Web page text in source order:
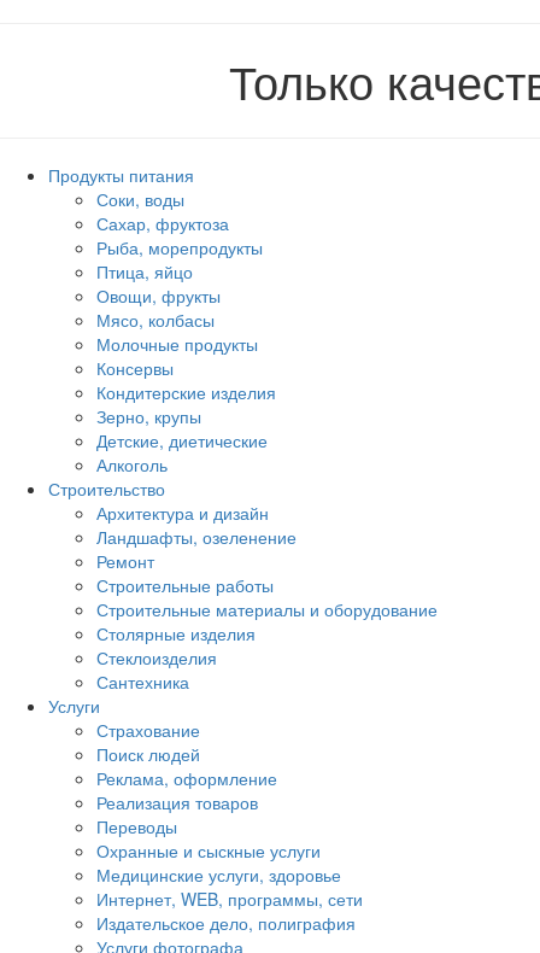
Только
Продукты питания
Соки, воды
Сахар, фруктоза
Рыба, морепродукты
Птица, яйцо
Овощи, фрукты
Мясо, колбасы
Молочные продукты
Консервы
Кондитерские изделия
Зерно, крупы
Детские, диетические
Алкоголь
Строительство
Архитектура и дизайн
Ландшафты, озеленение
Ремонт
Строительные работы
Строительные материалы и оборудование
Столярные изделия
Стеклоизделия
Сантехника
Услуги
Страхование
Поиск людей
Реклама, оформление
Реализация товаров
Переводы
Охранные и сыскные услуги
Медицинские услуги, здоровье
Интернет, WEB, программы, сети
Издательское дело, полиграфия
Услуги фотографа